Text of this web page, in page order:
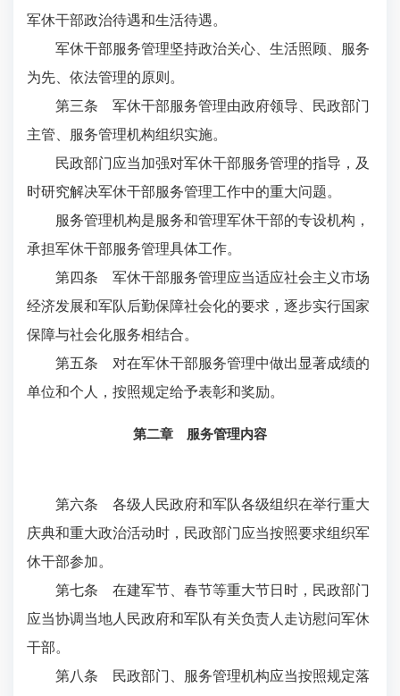
军休干部政治待遇和生活待遇。
军休干部服务管理坚持政治关心、生活照顾、服务
为先、依法管理的原则。
第三条 军休干部服务管理由政府领导、民政部门
主管、服务管理机构组织实施。
民政部门应当加强对军休干部服务管理的指导，及
时研究解决军休干部服务管理工作中的重大问题。
服务管理机构是服务和管理军休干部的专设机构，
承担军休干部服务管理具体工作。
第四条 军休干部服务管理应当适应社会主义市场
经济发展和军队后勤保障社会化的要求，逐步实行国家
保障与社会化服务相结合。
第五条 对在军休干部服务管理中做出显著成绩的
单位和个人，按照规定给予表彰和奖励。
第二章 服务管理内容
第六条 各级人民政府和军队各级组织在举行重大
庆典和重大政治活动时，民政部门应当按照要求组织军
休干部参加。
第七条 在建军节、春节等重大节日时，民政部门
应当协调当地人民政府和军队有关负责人走访慰问军休
干部。
第八条 民政部门、服务管理机构应当按照规定落